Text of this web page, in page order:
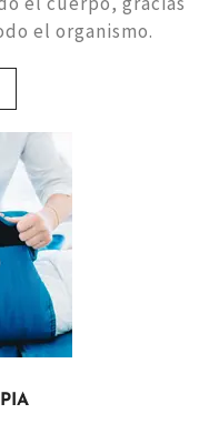
el organismo.